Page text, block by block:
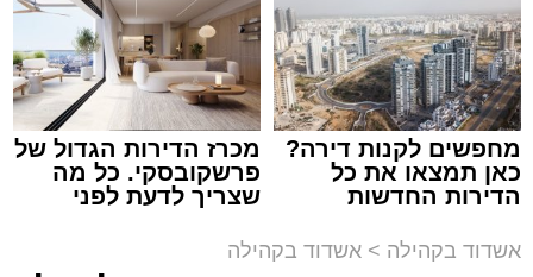
מחפשים לקנות דירה?
כאן תמצאו את כל
הדירות החדשות
מכרז הדירות הגדול של
פרשקובסקי. כל מה
שצריך לדעת לפני
באשדוד
אשדוד בקהילה > אשדוד בקהילה